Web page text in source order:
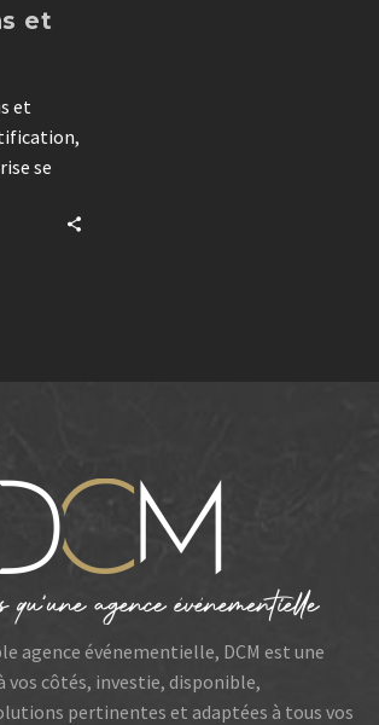
et
et
se
agence événementielle, DCM est une
vos côtés, investie, disponible,
pertinentes et adaptées à tous vos